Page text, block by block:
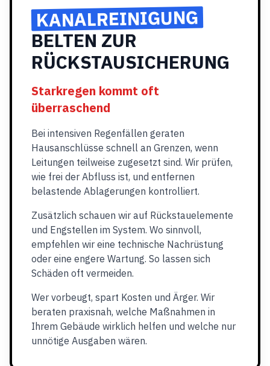
KANALREINIGUNG
BELTEN ZUR
RÜCKSTAUSICHERUNG
Starkregen kommt oft
überraschend
Bei intensiven Regenfällen geraten
Hausanschlüsse schnell an Grenzen, wenn
Leitungen teilweise zugesetzt sind. Wir prüfen,
wie frei der Abfluss ist, und entfernen
belastende Ablagerungen kontrolliert.
Zusätzlich schauen wir auf Rückstauelemente
und Engstellen im System. Wo sinnvoll,
empfehlen wir eine technische Nachrüstung
oder eine engere Wartung. So lassen sich
Schäden oft vermeiden.
Wer vorbeugt, spart Kosten und Ärger. Wir
beraten praxisnah, welche Maßnahmen in
Ihrem Gebäude wirklich helfen und welche nur
unnötige Ausgaben wären.